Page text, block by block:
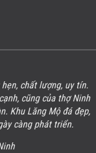
chất lượng, uy tín.
cũng của thợ Ninh
Khu Lăng Mộ đáđẹp,
càng phát triển.